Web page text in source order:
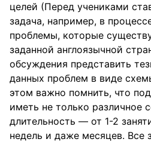
целей (Перед учениками
задача, например, в
проблемы, которые
заданной англоязычной
обсуждения представить
данных проблем в виде
этом важно помнить, что
иметь не только различное
длительность — от 1-2
недель и даже месяцев. Все